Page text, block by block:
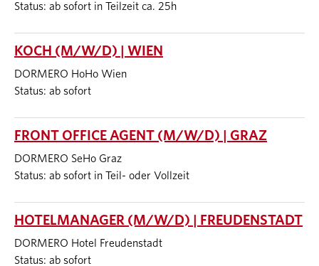
Status: ab sofort in Teilzeit ca. 25h
KOCH (M/W/D) | WIEN
DORMERO HoHo Wien
Status: ab sofort
FRONT OFFICE AGENT (M/W/D) | GRAZ
DORMERO SeHo Graz
Status: ab sofort in Teil- oder Vollzeit
HOTELMANAGER (M/W/D) | FREUDENSTADT
DORMERO Hotel Freudenstadt
Status: ab sofort